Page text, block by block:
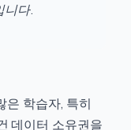
니다.
은 학습자, 특히
데이터 소유권을